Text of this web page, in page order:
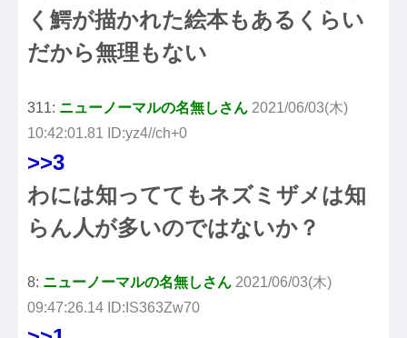
く鰐が描かれた絵本もあるくらい
だから無理もない
311: ニューノーマルの名無しさん 2021/06/03(木)
10:42:01.81 ID:yz4//ch+0
>>3
わには知っててもネズミザメは知
らん人が多いのではないか？
8: ニューノーマルの名無しさん 2021/06/03(木)
09:47:26.14 ID:IS363Zw70